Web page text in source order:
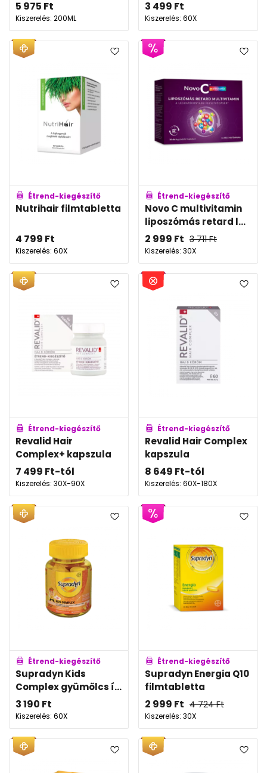
5 975 Ft
Kiszerelés: 200ML
3 499 Ft
Kiszerelés: 60X
Étrend-kiegészítő
Nutrihair filmtabletta
4 799 Ft
Kiszerelés: 60X
Étrend-kiegészítő
Novo C multivitamin
liposzómás retard l...
2 999 Ft 3 711Ft
Kiszerelés: 30X
Étrend-kiegészítő
Revalid Hair
Complex+ kapszula
7 499 Ft-tól
Kiszerelés: 30X-90X
Étrend-kiegészítő
Revalid Hair Complex
kapszula
8 649 Ft-tól
Kiszerelés: 60X-180X
Étrend-kiegészítő
Supradyn Kids
Complex gyümölcs í...
3 190 Ft
Kiszerelés: 60X
Étrend-kiegészítő
Supradyn Energia Q10
filmtabletta
2 999 Ft 4 724Ft
Kiszerelés: 30X